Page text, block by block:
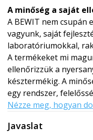
A minőség a saját
A BEWIT nem csupán
vagyunk, saját
laboratóriumokkal,
A termékeket mi
ellenőrizzük a
késztermékig. A
egy rendszer,
Nézze meg, hogyan
Javaslat